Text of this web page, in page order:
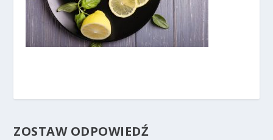
ZOSTAW ODPOWIEDŹ